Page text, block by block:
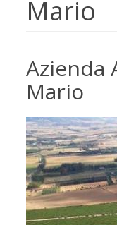
Mario
Azienda
Mario